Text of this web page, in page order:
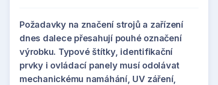
Požadavky na značení strojů a zařízení
dnes dalece přesahují pouhé označení
výrobku. Typové štítky, identifikační
prvky i ovládací panely musí odolávat
mechanickému namáhání, UV záření,